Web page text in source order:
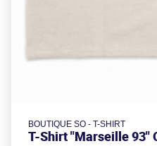
BOUTIQUE SO - T-SHIRT
T-Shirt "Marseille 93"